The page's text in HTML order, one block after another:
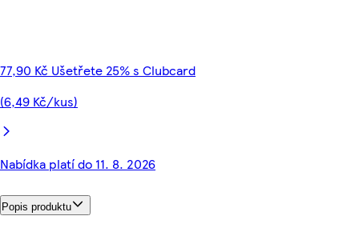
77,90 Kč Ušetřete 25% s Clubcard
(6,49 Kč/kus)
Nabídka platí do 11. 8. 2026
Popis produktu